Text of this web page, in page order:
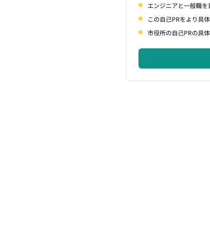
エンジニアと一般職
この自己PRをより具
市役所の自己PRの具